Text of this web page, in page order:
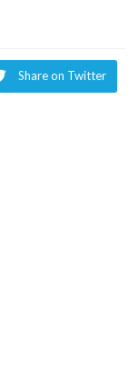
Share on Twitter